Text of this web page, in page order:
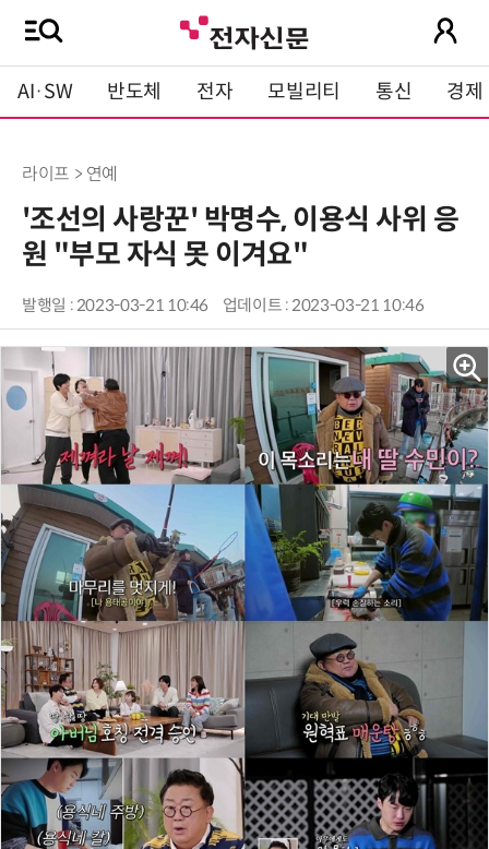
AI·SW 반도체 전자 모빌리티 통신 경제
라이프 > 연예
'조선의 사랑꾼' 박명수, 이용식 사위 응
원 "부모 자식 못 이겨요"
발행일 : 2023-03-21 10:46 업데이트 : 2023-03-21 10:46